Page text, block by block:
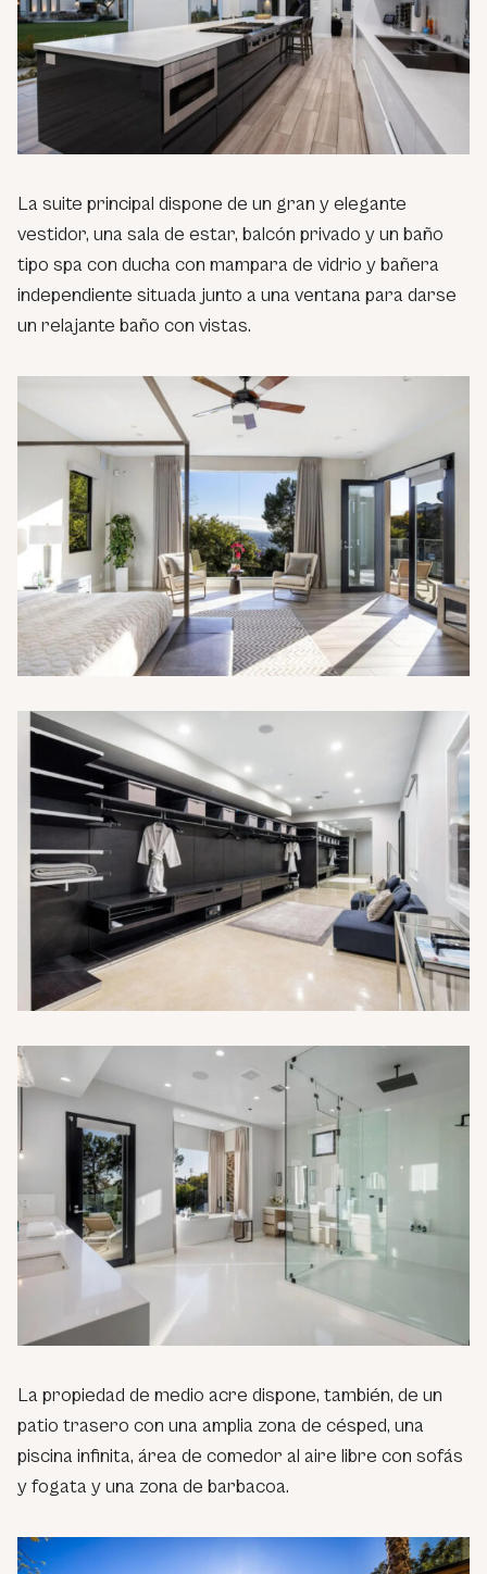
La suite principal dispone de un gran y elegante
vestidor, una sala de estar, balcón privado y un baño
tipo spa con ducha con mampara de vidrio y bañera
independiente situada junto a una ventana para darse
un relajante baño con vistas.
La propiedad de medio acre dispone, también, de un
patio trasero con una amplia zona de césped, una
piscina infinita, área de comedor al aire libre con sofás
y fogata y una zona de barbacoa.